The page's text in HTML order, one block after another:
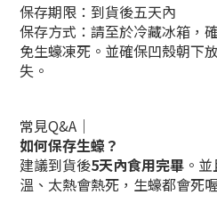
保存期限：到貨後五天內
保存方式：請至於冷藏冰箱，
免生蠔凍死。並確保凹殼朝下
失。
常見Q&A｜
如何保存生蠔？
建議到貨後5天內食用完畢 。
溫、太熱會熱死，生蠔都會死喔